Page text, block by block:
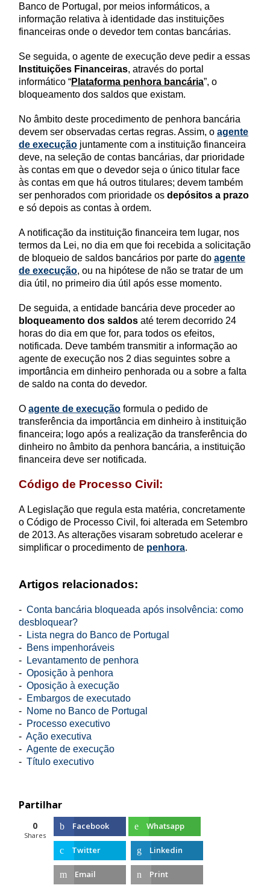
Banco de Portugal, por meios informáticos, a
informação relativa à identidade das instituições
financeiras onde o devedor tem contas bancárias.
Se seguida, o agente de execução deve pedir a essas
Instituições Financeiras, através do portal
informático “Plataforma penhora bancária”, o
bloqueamento dos saldos que existam.
No âmbito deste procedimento de penhora bancária
devem ser observadas certas regras. Assim, o agente
de execução juntamente com a instituição financeira
deve, na seleção de contas bancárias, dar prioridade
às contas em que o devedor seja o único titular face
às contas em que há outros titulares; devem também
ser penhorados com prioridade os depósitos a prazo
e só depois as contas à ordem.
A notificação da instituição financeira tem lugar, nos
termos da Lei, no dia em que foi recebida a solicitação
de bloqueio de saldos bancários por parte do agente
de execução, ou na hipótese de não se tratar de um
dia útil, no primeiro dia útil após esse momento.
De seguida, a entidade bancária deve proceder ao
bloqueamento dos saldos até terem decorrido 24
horas do dia em que for, para todos os efeitos,
notificada. Deve também transmitir a informação ao
agente de execução nos 2 dias seguintes sobre a
importância em dinheiro penhorada ou a sobre a falta
de saldo na conta do devedor.
O agente de execução formula o pedido de
transferência da importância em dinheiro à instituição
financeira; logo após a realização da transferência do
dinheiro no âmbito da penhora bancária, a instituição
financeira deve ser notificada.
Código de Processo Civil:
A Legislação que regula esta matéria, concretamente
o Código de Processo Civil, foi alterada em Setembro
de 2013. As alterações visaram sobretudo acelerar e
simplificar o procedimento de penhora.
Artigos relacionados:
- Conta bancária bloqueada após insolvência: como
desbloquear?
-
Lista negra do Banco de Portugal
- Bens impenhoráveis
-
Levantamento de penhora
- Oposição à penhora
- Oposição à execução
- Embargos de executado
- Nome no Banco de Portugal
- Processo executivo
- Ação executiva
- Agente de execução
- Título executivo
Partilhar
0
Shares
Facebook Whatsapp
Twitter Linkedin
Email Print